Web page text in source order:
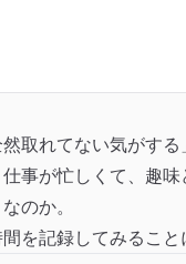
取れてない気がする
事が忙しくて、趣
のか。
を記録してみること